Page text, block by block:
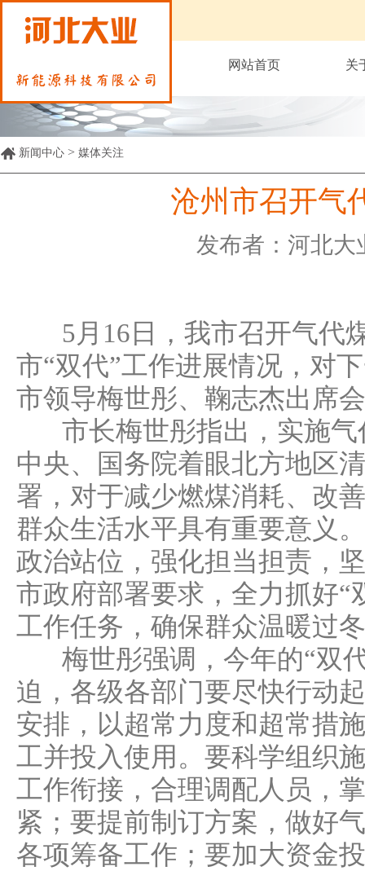
网站首页 关
新闻中心 > 媒体关注
沧州市召开气
发布者：河北大
5月16日，我市召开气代
市“双代”工作进展情况，对
市领导梅世彤、鞠志杰出席
市长梅世彤指出，实施气
中央、国务院着眼北方地区
署，对于减少燃煤消耗、改
群众生活水平具有重要意义
政治站位，强化担当担责，
市政府部署要求，全力抓好“
工作任务，确保群众温暖过
梅世彤强调，今年的“双
迫，各级各部门要尽快行动
安排，以超常力度和超常措
工并投入使用。要科学组织
工作衔接，合理调配人员，
紧；要提前制订方案，做好
各项筹备工作；要加大资金